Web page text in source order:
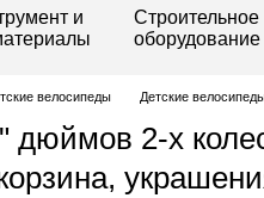
и
Строительное
оборудование
велосипеды Детские
дюймов 2-х